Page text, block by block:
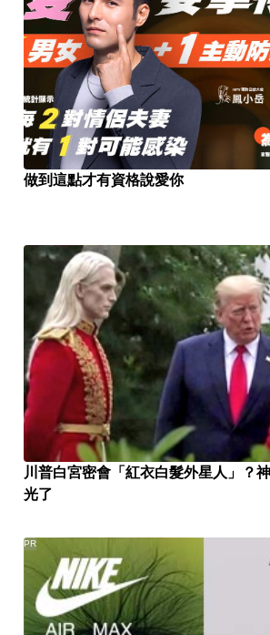
做到這點才有資格說愛你
川普白宮密會「紅衣白髮外星人」？
光了
PR